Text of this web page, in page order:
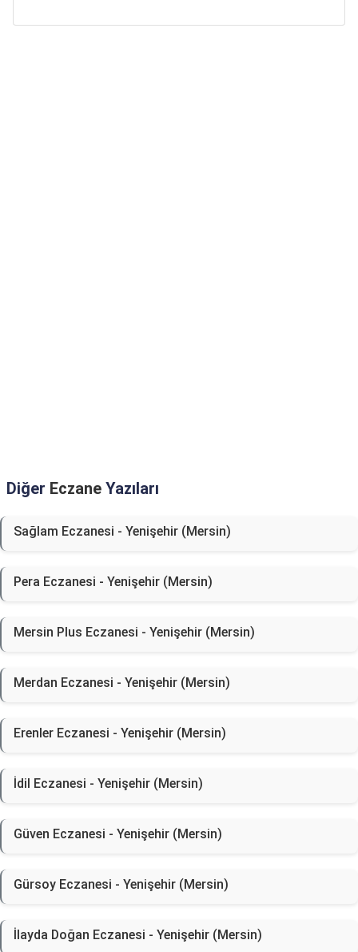
Diğer Eczane Yazıları
Sağlam Eczanesi - Yenişehir (Mersin)
Pera Eczanesi - Yenişehir (Mersin)
Mersin Plus Eczanesi - Yenişehir (Mersin)
Merdan Eczanesi - Yenişehir (Mersin)
Erenler Eczanesi - Yenişehir (Mersin)
İdil Eczanesi - Yenişehir (Mersin)
Güven Eczanesi - Yenişehir (Mersin)
Gürsoy Eczanesi - Yenişehir (Mersin)
İlayda Doğan Eczanesi - Yenişehir (Mersin)